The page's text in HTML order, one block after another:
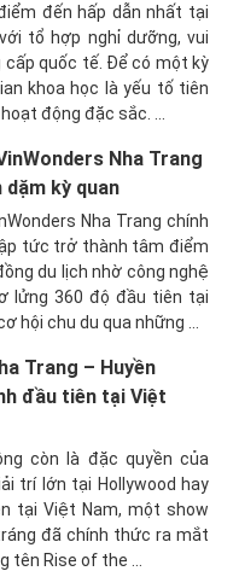
đến hấp dẫn nhất tại
tổ hợp nghỉ dưỡng, vui
cấp quốc tế. Để có một kỳ
khoa học là yếu tố tiên
động đặc sắc. ...
Nha Trang
dặm kỳ quan
Nha Trang chính
tức trở thành tâm điểm
du lịch nhờ công nghệ
lửng 360 độ đầu tiên tại
hội chu du qua những ...
Trang – Huyền
đầu tiên tại Việt
còn là đặc quyền của
trí lớn tại Hollywood hay
tại Việt Nam, một show
đã chính thức ra mắt
tên Rise of the ...